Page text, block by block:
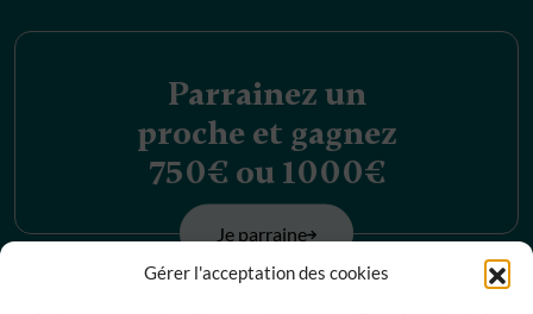
Gérer l'acceptation des cookies
Parrainez un
proche et gagnez
750€ ou 1000€
Je parraine